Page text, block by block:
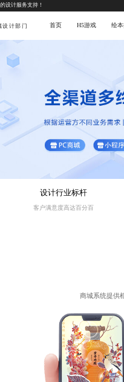
设计服务支持！
设计部门 首页 H5游戏 绘
设计行业标杆
客户满意度高达百分百
商城系统提供